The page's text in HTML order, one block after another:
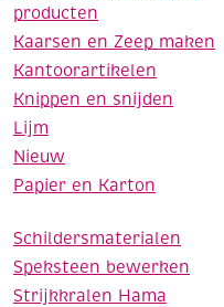
producten
Kaarsen en Zeep maken
Kantoorartikelen
Knippen en snijden
Lijm
Nieuw
Papier en Karton
Schildersmaterialen
Speksteen bewerken
Strijkkralen Hama